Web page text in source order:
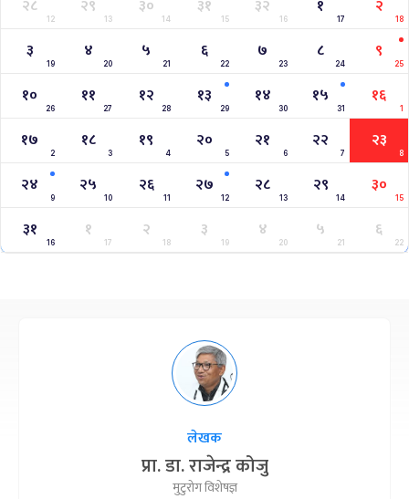
२८
12
२९
13
३०
14
३१
15
३२
16
१
17
२
18
३
19
४
20
५
21
६
22
७
23
८
24
९
25
१०
26
११
27
१२
28
१३
29
१४
30
१५
31
१६
1
१७
2
१८
3
१९
4
२०
5
२१
6
२२
7
२३
8
२४
9
२५
10
२६
11
२७
12
२८
13
२९
14
३०
15
३१
16
१
17
२
18
३
19
४
20
५
21
६
22
लेखक
प्रा. डा. राजेन्द्र कोजु
मुटुरोग विशेषज्ञ